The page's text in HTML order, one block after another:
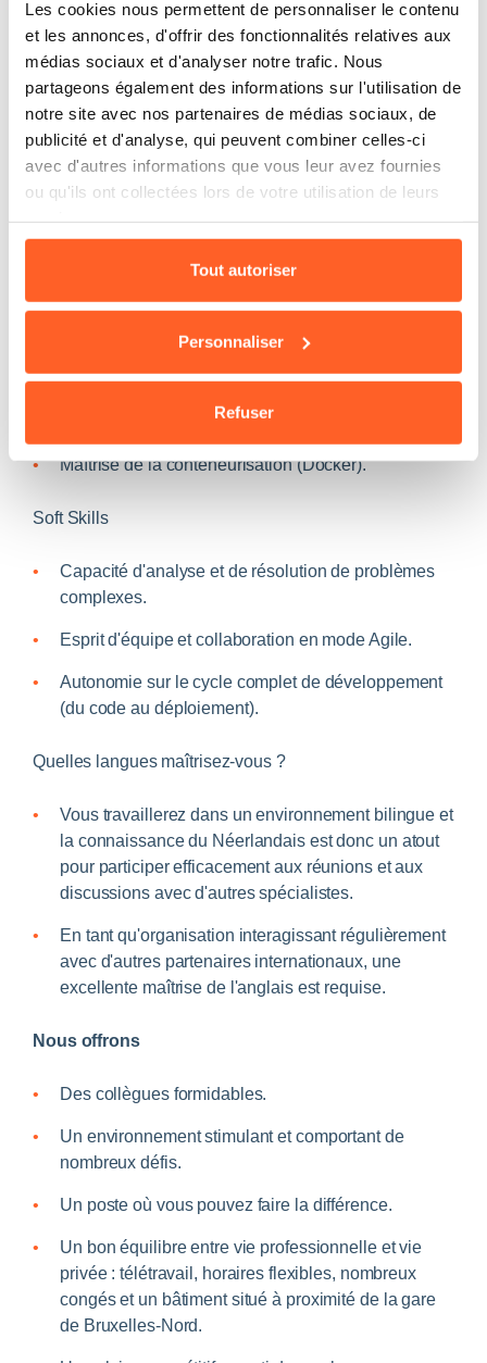
Les cookies nous permettent de personnaliser le contenu
et les annonces, d'offrir des fonctionnalités relatives aux
médias sociaux et d'analyser notre trafic. Nous
partageons également des informations sur l'utilisation de
notre site avec nos partenaires de médias sociaux, de
publicité et d'analyse, qui peuvent combiner celles-ci
avec d'autres informations que vous leur avez fournies
ou qu'ils ont collectées lors de votre utilisation de leurs
Tout autoriser
Personnaliser
Refuser
Expérience significative dans la conception et le
développement de Microservices.
API (RESTful) et connaissance des Design
Patterns.
Messaging Asynchrone (Artemis).
Développement d'interfaces riches et réactives avec
DevOps & Infrastructure (Culture Cloud Native)
la plateforme OpenShift.
Maîtrise de la conteneurisation (Docker).
Soft Skills
Capacité d'analyse et de résolution de problèmes
complexes.
Esprit d'équipe et collaboration en mode Agile.
Autonomie sur le cycle complet de développement
(du code au déploiement).
Quelles langues maîtrisez-vous ?
Vous travaillerez dans un environnement bilingue et
la connaissance du Néerlandais est donc un atout
pour participer efficacement aux réunions et aux
discussions avec d'autres spécialistes.
En tant qu'organisation interagissant régulièrement
avec d'autres partenaires internationaux, une
excellente maîtrise de l'anglais est requise.
Nous offrons
Des collègues formidables.
Un environnement stimulant et comportant de
nombreux défis.
Un poste où vous pouvez faire la différence.
Un bon équilibre entre vie professionnelle et vie
privée : télétravail, horaires flexibles, nombreux
congés et un bâtiment situé à proximité de la gare
de Bruxelles-Nord.